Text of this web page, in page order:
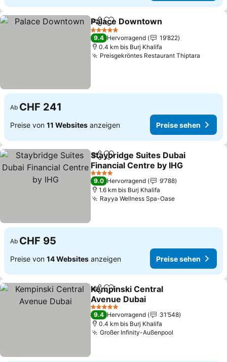
TeilenZu Favoriten hinzufügen
Palace Downtown
5 Sterne
9.4 Hervorragend
19’822
0.4 km bis Burj Khalifa
Preisgekröntes Restaurant Thiptara
Ab CHF 241
Preise von 11 Websites anzeigen Preise sehen
TeilenZu Favoriten hinzufügen
Staybridge Suites Dubai
Financial Centre by IHG
4 Sterne
9.0 Hervorragend
9’788
1.6 km bis Burj Khalifa
Rayya Wellness Spa-Oase
Ab CHF 95
Preise von 14 Websites anzeigen Preise sehen
TeilenZu Favoriten hinzufügen
Kempinski Central
Avenue Dubai
5 Sterne
9.4 Hervorragend
31’548
0.4 km bis Burj Khalifa
Großer Infinity-Außenpool